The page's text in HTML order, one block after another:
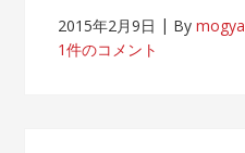
2015年2月9日 Bymogya
1件のコメント